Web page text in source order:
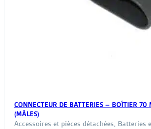
CONNECTEUR DE BATTERIES – BOÎTIER 70
(MÂLES)
Accessoires et pièces détachées, Batteries